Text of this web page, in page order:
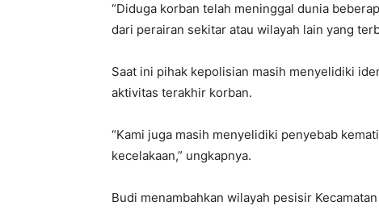
“Diduga korban telah meninggal dunia
dari perairan sekitar atau wilayah lain yang
Saat ini pihak kepolisian masih menyelidiki
aktivitas terakhir korban.
“Kami juga masih menyelidiki penyebab
kecelakaan,” ungkapnya.
Budi menambahkan wilayah pesisir